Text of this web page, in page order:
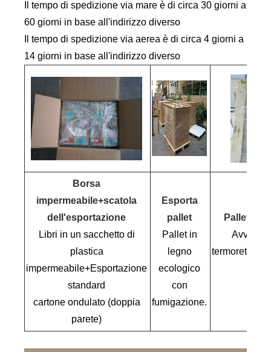
Il tempo di spedizione via mare è di circa 30 giorni a
60 giorni in base all'indirizzo diverso
Il tempo di spedizione via aerea è di circa 4 giorni a
14 giorni in base all'indirizzo diverso
Borsa
impermeabile+scatola
dell'esportazione
Libri in un sacchetto di
plastica
impermeabile+Esportazione
standard
cartone ondulato (doppia
parete)
Esporta
pallet
Pallet in
legno
ecologico
con
fumigazione.